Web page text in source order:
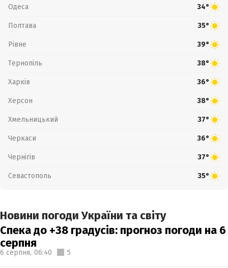
Одеса 34°
Полтава 35°
Рівне 39°
Тернопіль 38°
Харків 36°
Херсон 38°
Хмельницький 37°
Черкаси 36°
Чернігів 37°
Севастополь 35°
Новини погоди України та світу
Спека до +38 градусів: прогноз погоди на 6
серпня
6 серпня, 06:40 5